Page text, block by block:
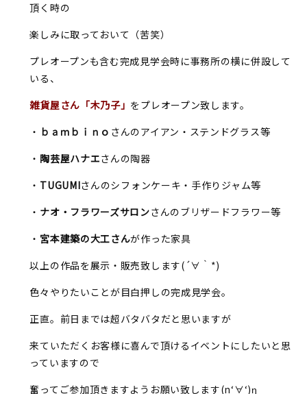
頂く時の
楽しみに取っておいて（苦笑）
プレオープンも含む完成見学会時に事務所の横に併設して
いる、
雑貨屋さん「木乃子」 をプレオープン致します。
・ ｂａｍｂｉｎｏ さんのアイアン・ステンドグラス等
・ 陶芸屋ハナエさんの陶器
・ TUGUMIさんのシフォンケーキ・手作りジャム等
・ ナオ・フラワーズサロンさんのブリザードフラワー等
・ 宮本建築の大工さんが作った家具
以上の作品を展示・販売致します(´∀｀*)
色々やりたいことが目白押しの完成見学会。
正直。前日までは超バタバタだと思いますが
来ていただくお客様に喜んで頂けるイベントにしたいと思
っていますので
奮ってご参加頂きますようお願い致します(n‘∀‘)η